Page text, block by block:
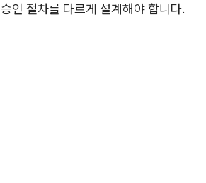
인 절차를 다르게 설계해야 합니다.